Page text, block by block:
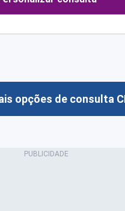
opções de consulta